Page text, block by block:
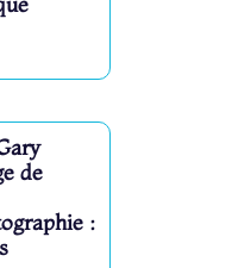
de
: